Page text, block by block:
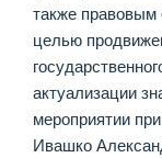
также правовым
целью
актуализации
мероприятии
Ивашко